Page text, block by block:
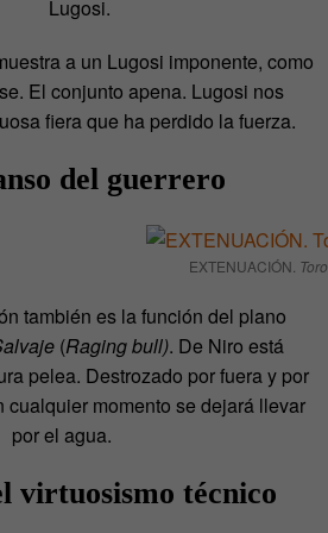
Lugosi.
a un Lugosi imponente, como
El conjunto apena. Lugosi nos
fiera que ha perdido la fuerza.
del guerrero
EXTENUACIÓN.
también es la función del plano
(Raging bull). De Niro está
pelea. Destrozado por fuera y por
cualquier momento se dejará llevar
por el agua.
virtuosismo técnico